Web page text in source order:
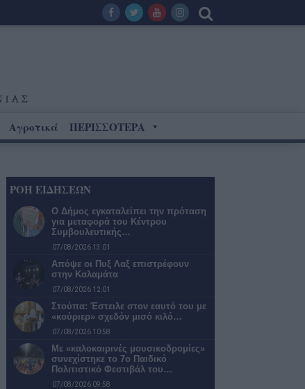
Αγροτικά ΠΕΡΙΣΣΟΤΕΡΑ
ΡΟΗ ΕΙΔΗΣΕΩΝ
Ο Δήμος εγκαταλείπει την πρόταση
για μεταφορά του Κέντρου
Συμβουλευτικής…
07/08/2026 13:01
Απόψε οι Πυξ Λαξ επιστρέφουν
στην Καλαμάτα
07/08/2026 12:01
Στούπα: Έστειλε στον εαυτό του με
«κούριερ» σχεδόν μισό κιλό…
07/08/2026 10:58
Με «καλοκαιρινές μουσικοδρομίες»
συνεχίστηκε το 7ο Παιδικό
Πολιτιστικό Φεστιβάλ του…
07/08/2026 09:58